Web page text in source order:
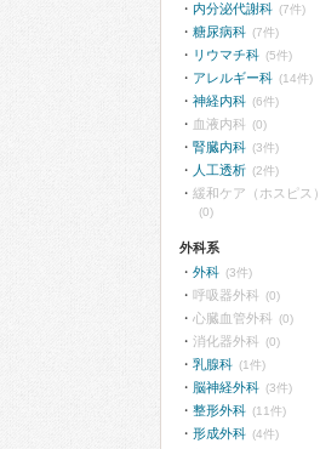
内分泌代謝科 (7件)
糖尿病科 (7件)
リウマチ科 (5件)
アレルギー科 (14件)
神経内科 (6件)
血液内科 (0)
腎臓内科 (3件)
人工透析 (2件)
緩和ケア（ホスピス）
(0)
外科系
外科 (3件)
呼吸器外科 (0)
心臓血管外科 (0)
消化器外科 (0)
乳腺科 (1件)
脳神経外科 (3件)
整形外科 (11件)
形成外科 (4件)